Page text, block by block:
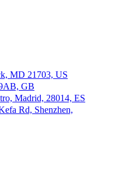
MD 21703, US
GB
Madrid, 28014, ES
Rd, Shenzhen,